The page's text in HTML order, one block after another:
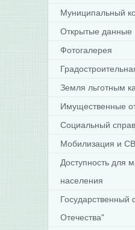
Муниципальный
Открытые данные
Фотогалерея
Земля льготным
Имущественные
Социальный
Мобилизация и
Доступность для
населения
Отечества"